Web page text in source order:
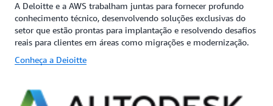
A Deloitte e a AWS trabalham juntas para fornecer profundo
conhecimento técnico, desenvolvendo soluções exclusivas do
setor que estão prontas para implantação e resolvendo desafios
reais para clientes em áreas como migrações e modernização.
Conheça a Deioitte